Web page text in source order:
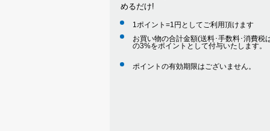
めるだけ!
1ポイント=1円としてご利用頂けます
お買い物の合計金額(送料･手数料･消費税
の3%をポイントとして付与いたします。
ポイントの有効期限はございません。